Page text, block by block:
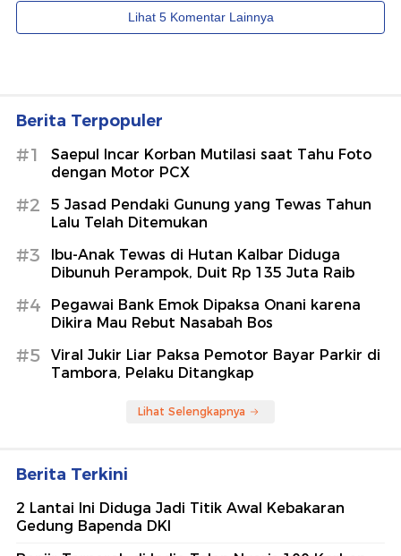
Berita Terpopuler
#1
Saepul Incar Korban Mutilasi saat Tahu Foto
dengan Motor PCX
#2
5 Jasad Pendaki Gunung yang Tewas Tahun
Lalu Telah Ditemukan
#3
Ibu-Anak Tewas di Hutan Kalbar Diduga
Dibunuh Perampok, Duit Rp 135 Juta Raib
#4
Pegawai Bank Emok Dipaksa Onani karena
Dikira Mau Rebut Nasabah Bos
#5
Viral Jukir Liar Paksa Pemotor Bayar Parkir di
Tambora, Pelaku Ditangkap
Lihat Selengkapnya
Berita Terkini
2 Lantai Ini Diduga Jadi Titik Awal Kebakaran
Gedung Bapenda DKI